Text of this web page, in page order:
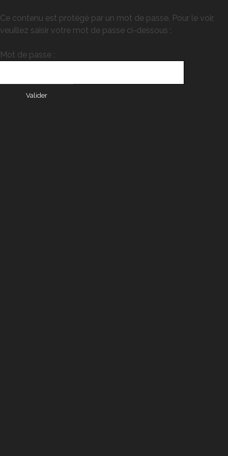
Ce contenu est protégé par un mot de passe. Pour le voir,
veuillez saisir votre mot de passe ci-dessous :
Mot de passe :